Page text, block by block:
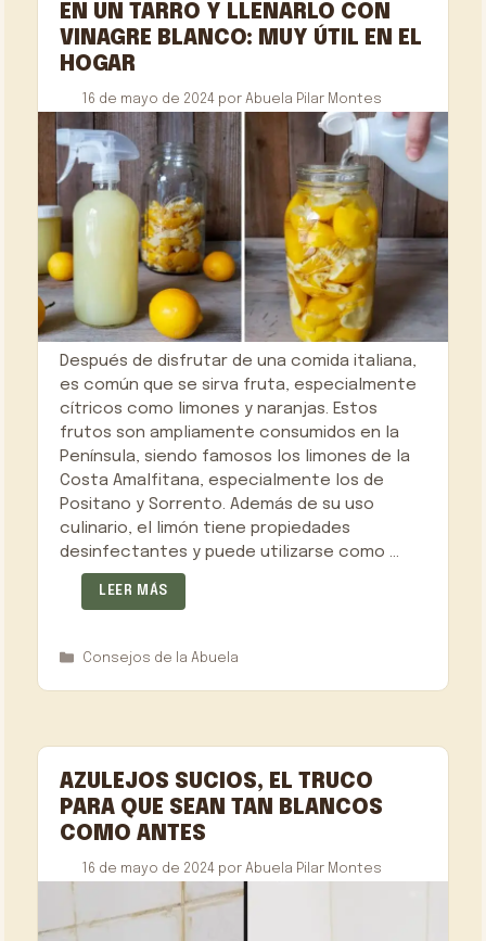
EN UN TARRO Y LLENARLO CON
VINAGRE BLANCO: MUY ÚTIL EN EL
HOGAR
16 de mayo de 2024 por Abuela Pilar Montes
Después de disfrutar de una comida italiana,
es común que se sirva fruta, especialmente
cítricos como limones y naranjas. Estos
frutos son ampliamente consumidos en la
Península, siendo famosos los limones de la
Costa Amalfitana, especialmente los de
Positano y Sorrento. Además de su uso
culinario, el limón tiene propiedades
desinfectantes y puede utilizarse como …
LEER MÁS
Categorías
Consejos de la Abuela
AZULEJOS SUCIOS, EL TRUCO
PARA QUE SEAN TAN BLANCOS
COMO ANTES
16 de mayo de 2024 por Abuela Pilar Montes